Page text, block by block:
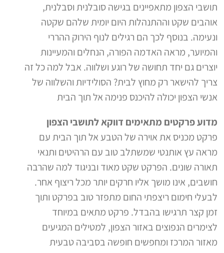
תושבי הצפון מתאפיינים בגישה סובלנית וסבלנית,
אוהבים שקט וההתנהלות היום יומית שלהם שקטה
ונעימה. בנוסף לכך הם רגילים לנוף הירוק ההררי
והמיוער, מראה האדמה הפורה, הנחלים והמעיינות
יוצרים גם יחד תחושה של רוגע ושלווה. אבל למה כל זה
צריך להישאר רק מחוץ לבית? הסולידיות והשלווה של
אנשי הצפון יכולה להיכנס פנימה אל תוך הבית
מדוע פרקטים מתאימים דווקא לתושבי הצפון
פרקט מכניס את אוירה של הטבע אל תוך הבית עם
מראה עץ אותנטי שמשתלב טוב עם הרהיטים ותנאי
תאורה שונים. הפרקט שקט מאוד ובניגוד למה שהרבה
חושבים, אינו מושך אליו חרקים יותר מכל ריצוף אחר.
לבעלי חימום ריצפתי החום מתפזר טוב בפרקט ותוך
זמן קצר תרגישו בהבדל. פרקט מתאים במיוחד
לצימרים הנפוצים באזור הצפון, למטילים המגיעים
מאזור המרכז ומחפשים חופשה בסביבה טבעית